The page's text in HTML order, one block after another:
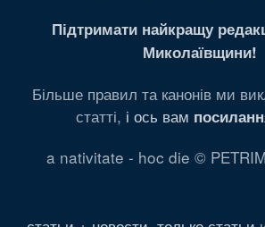
Підтримати найкращу
Миколаївщини!
Більше правил та канонів ми
статті, і ось вам
a nativitate - hoc die ©